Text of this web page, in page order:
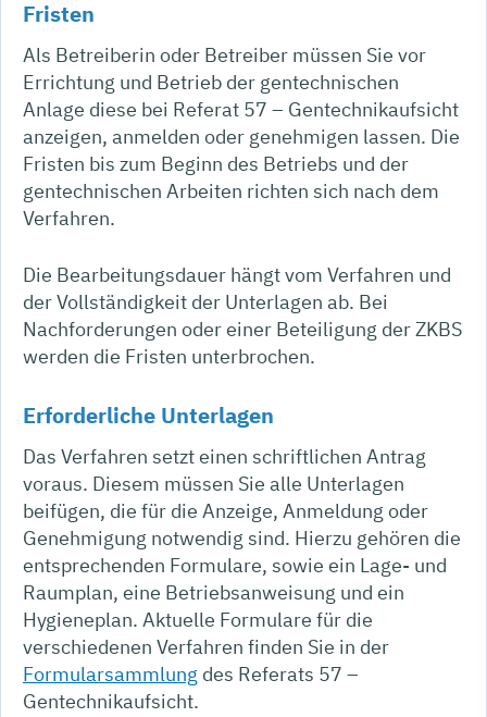
Fristen
Als Betreiberin oder Betreiber müssen Sie vor
Errichtung und Betrieb der gentechnischen
Anlage diese bei Referat 57 – Gentechnikaufsicht
anzeigen, anmelden oder genehmigen lassen. Die
Fristen bis zum Beginn des Betriebs und der
gentechnischen Arbeiten richten sich nach dem
Verfahren.
Die Bearbeitungsdauer hängt vom Verfahren und
der Vollständigkeit der Unterlagen ab. Bei
Nachforderungen oder einer Beteiligung der ZKBS
werden die Fristen unterbrochen.
Erforderliche Unterlagen
Das Verfahren setzt einen schriftlichen Antrag
voraus. Diesem müssen Sie alle Unterlagen
beifügen, die für die Anzeige, Anmeldung oder
Genehmigung notwendig sind. Hierzu gehören die
entsprechenden Formulare, sowie ein Lage- und
Raumplan, eine Betriebsanweisung und ein
Hygieneplan. Aktuelle Formulare für die
verschiedenen Verfahren finden Sie in der
Formularsammlung des Referats 57 –
Gentechnikaufsicht.